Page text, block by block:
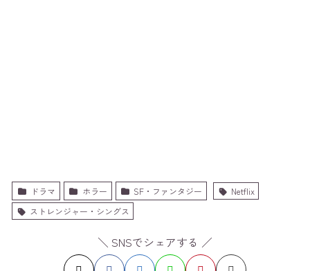
ドラマ ホラー SF・ファンタジー
Netflix
ストレンジャー・シングス
＼ SNSでシェアする ／